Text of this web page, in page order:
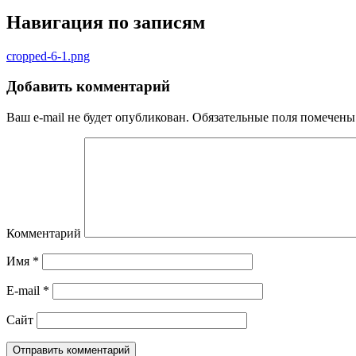
Навигация по записям
cropped-6-1.png
Добавить комментарий
Ваш e-mail не будет опубликован. Обязательные поля
Комментарий
Имя *
E-mail *
Сайт